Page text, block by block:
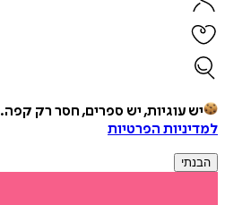
יש עוגיות, יש ספרים, חסר רק קפה.
למדיניות הפרטיות
הבנתי